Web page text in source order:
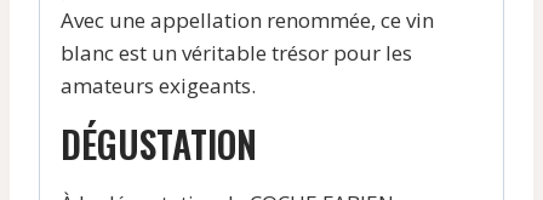
Avec une appellation renommée, ce vin
blanc est un véritable trésor pour les
amateurs exigeants.
DÉGUSTATION